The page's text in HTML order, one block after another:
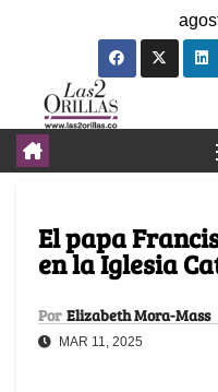
El papa
en la Iglesia
Por Elizabeth Mora-Mass
MAR 11, 2025